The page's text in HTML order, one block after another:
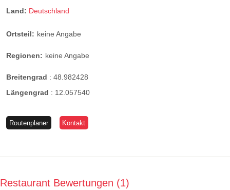
Land: Deutschland
Ortsteil: keine Angabe
Regionen: keine Angabe
Breitengrad : 48.982428
Längengrad : 12.057540
Routenplaner Kontakt
Restaurant Bewertungen 1